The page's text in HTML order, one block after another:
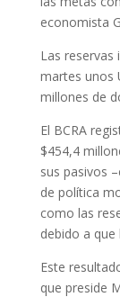
economista
Las reservas
martes unos
millones de
El BCRA
$454,4
sus pasivos
de política
como las
debido a
Este
que preside